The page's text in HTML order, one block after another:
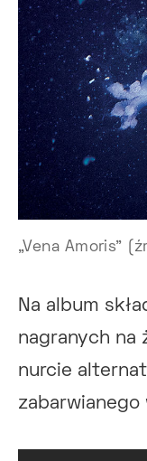
„Vena Amoris"
Na album
nagranych na
nurcie
zabarwianego